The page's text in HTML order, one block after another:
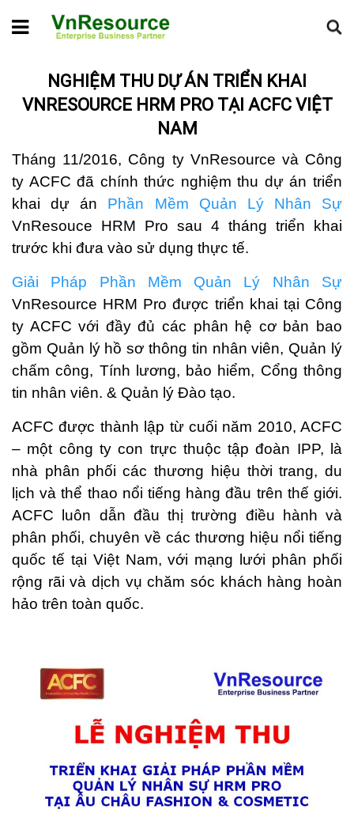
Home Tin dự án
Nghiệm thu dự án triển khai VnResource
HRM Pro tại ACFC Việt Nam
NGHIỆM THU DỰ ÁN TRIỂN KHAI
VNRESOURCE HRM PRO TẠI ACFC VIỆT
NAM
Tháng 11/2016, Công ty VnResource và Công
ty ACFC đã chính thức nghiệm thu dự án triển
khai dự án Phần Mềm Quản Lý Nhân Sự
VnResouce HRM Pro sau 4 tháng triển khai
trước khi đưa vào sử dụng thực tế.
Giải Pháp Phần Mềm Quản Lý Nhân Sự
VnResource HRM Pro được triển khai tại Công
ty ACFC với đầy đủ các phân hệ cơ bản bao
gồm Quản lý hồ sơ thông tin nhân viên, Quản lý
chấm công, Tính lương, bảo hiểm, Cổng thông
tin nhân viên. & Quản lý Đào tạo.
ACFC được thành lập từ cuối năm 2010, ACFC
– một công ty con trực thuộc tập đoàn IPP, là
nhà phân phối các thương hiệu thời trang, du
lịch và thể thao nổi tiếng hàng đầu trên thế giới.
ACFC luôn dẫn đầu thị trường điều hành và
phân phối, chuyên về các thương hiệu nổi tiếng
quốc tế tại Việt Nam, với mạng lưới phân phối
rộng rãi và dịch vụ chăm sóc khách hàng hoàn
hảo trên toàn quốc.